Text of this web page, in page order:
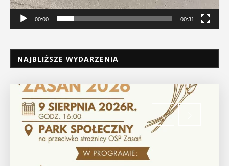
00:00 00:31
NAJBLIŻSZE WYDARZENIA